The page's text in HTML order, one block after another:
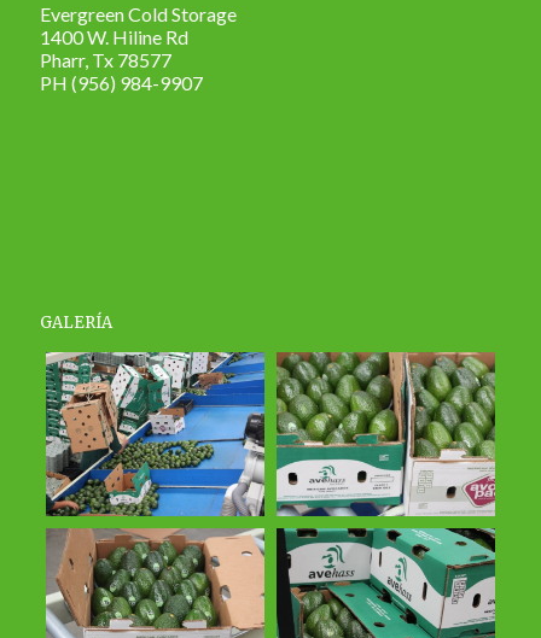
Evergreen Cold Storage
1400 W. Hiline Rd
Pharr, Tx 78577
PH (956) 984-9907
GALERÍA